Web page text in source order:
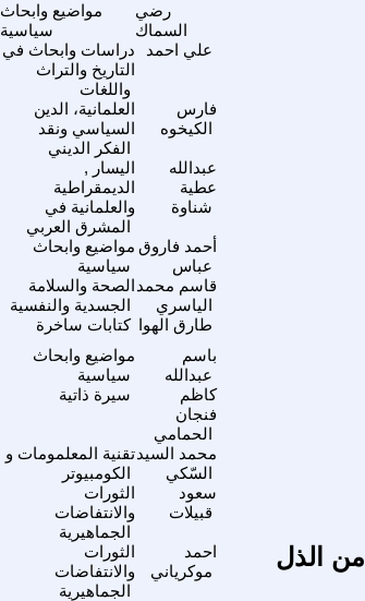
مواضيع وابحاث
سياسية
رضي
السماك
دراسات وابحاث في
التاريخ والتراث
واللغات
علي احمد
العلمانية، الدين
السياسي ونقد
الفكر الديني
فارس
الكيخوه
اليسار ,
الديمقراطية
والعلمانية في
المشرق العربي
عبدالله
عطية
شناوة
مواضيع وابحاث
سياسية
أحمد فاروق
عباس
الصحة والسلامة
الجسدية والنفسية
قاسم محمد
الياسري
كتابات ساخرة طارق الهوا
مواضيع وابحاث
سياسية
باسم
عبدالله
سيرة ذاتية
كاظم
فنجان
الحمامي
تقنية المعلمومات و
الكومبيوتر
محمد السيد
السّكي
الثورات
والانتفاضات
الجماهيرية
سعود
قبيلات
الثورات
والانتفاضات
الجماهيرية
احمد
موكرياني
من الذل